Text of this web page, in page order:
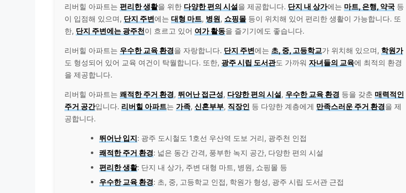
리버힐 아파트는 편리한 생활을 위한 다양한 편의 시설을 제공합니다. 단지 내 상가에는 마트, 은행, 약국 등
이 입점해 있으며, 단지 주변에는 대형 마트, 병원, 쇼핑몰 등이 위치해 있어 편리한 생활이 가능합니다. 또
한, 단지 주변에는 광주천이 흐르고 있어 여가 활동을 즐기기에도 좋습니다.
리버힐 아파트는 우수한 교육 환경을 자랑합니다. 단지 주변에는 초, 중, 고등학교가 위치해 있으며, 학원가
도 형성되어 있어 교육 여건이 탁월합니다. 또한, 광주 시립 도서관도 가까워 자녀들의 교육에 최적의 환경
을 제공합니다.
리버힐 아파트는 쾌적한 주거 환경, 뛰어난 접근성, 다양한 편의 시설, 우수한 교육 환경 등을 갖춘 매력적인
주거 공간입니다. 리버힐 아파트는 가족, 신혼부부, 직장인 등 다양한 계층에게 만족스러운 주거 환경을 제
공합니다.
뛰어난 입지: 광주 도시철도 1호선 우산역 도보 거리, 광주천 인접
쾌적한 주거 환경: 넓은 동간 간격, 풍부한 녹지 공간, 다양한 편의 시설
편리한 생활: 단지 내 상가, 주변 대형 마트, 병원, 쇼핑몰 등
우수한 교육 환경: 초, 중, 고등학교 인접, 학원가 형성, 광주 시립 도서관 근접